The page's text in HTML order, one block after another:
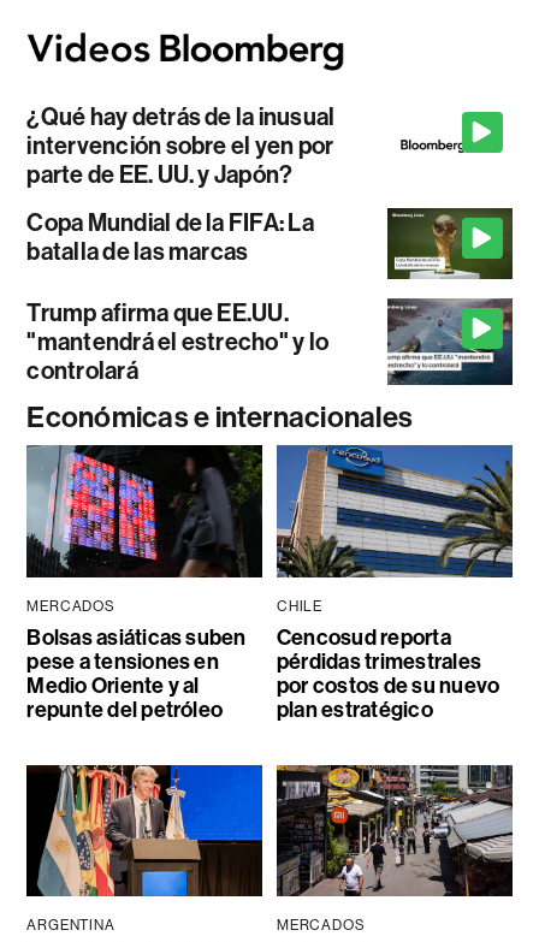
¿Qué hay detrás de la inusual
intervención sobre el yen por
parte de EE. UU. y Japón?
Copa Mundial de la FIFA: La
batalla de las marcas
Trump afirma que EE.UU.
"mantendrá el estrecho" y lo
controlará
Económicas e internacionales
MERCADOS
Bolsas asiáticas suben
pese a tensiones en
Medio Oriente y al
repunte del petróleo
CHILE
Cencosud reporta
pérdidas trimestrales
por costos de su nuevo
plan estratégico
ARGENTINA MERCADOS